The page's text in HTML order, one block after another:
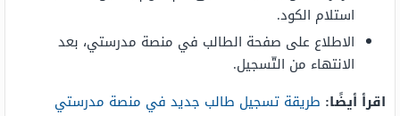
استلام الكود.
الاطلاع على صفحة الطالب في منصة مدرستي، بعد
الانتهاء من التّسجيل.
اقرأ أيضًا: طريقة تسجيل طالب جديد في منصة مدرستي